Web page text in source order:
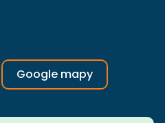
Google mapy